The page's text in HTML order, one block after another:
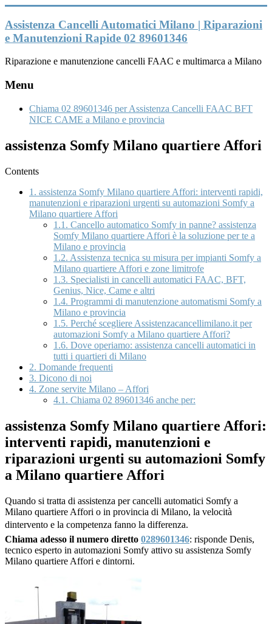
al
contenuto
Assistenza Cancelli Automatici Milano | Riparazioni
e Manutenzioni Rapide 02 89601346
Riparazione e manutenzione cancelli FAAC e multimarca a Milano
Menu
Chiama 02 89601346 per Assistenza Cancelli FAAC BFT
NICE CAME a Milano e provincia
assistenza Somfy Milano quartiere Affori
Contents
1. assistenza Somfy Milano quartiere Affori: interventi rapidi,
manutenzioni e riparazioni urgenti su automazioni Somfy a
Milano quartiere Affori
1.1. Cancello automatico Somfy in panne? assistenza
Somfy Milano quartiere Affori è la soluzione per te a
Milano e provincia
1.2. Assistenza tecnica su misura per impianti Somfy a
Milano quartiere Affori e zone limitrofe
1.3. Specialisti in cancelli automatici FAAC, BFT,
Genius, Nice, Came e altri
1.4. Programmi di manutenzione automatismi Somfy a
Milano e provincia
1.5. Perché scegliere Assistenzacancellimilano.it per
automazioni Somfy a Milano quartiere Affori?
1.6. Dove operiamo: assistenza cancelli automatici in
tutti i quartieri di Milano
2. Domande frequenti
3. Dicono di noi
4. Zone servite Milano – Affori
4.1. Chiama 02 89601346 anche per:
assistenza Somfy Milano quartiere Affori:
interventi rapidi, manutenzioni e
riparazioni urgenti su automazioni Somfy
a Milano quartiere Affori
Quando si tratta di assistenza per cancelli automatici Somfy a
Milano quartiere Affori o in provincia di Milano, la velocità
dintervento e la competenza fanno la differenza.
Chiama adesso il numero diretto 0289601346: risponde Denis,
tecnico esperto in automazioni Somfy attivo su assistenza Somfy
Milano quartiere Affori e dintorni.